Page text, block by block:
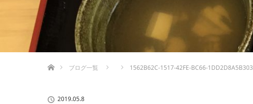
ブログ一覧
1562B62C-1517-42FE-BC66-1DD2D8A5B303
2019.05.8